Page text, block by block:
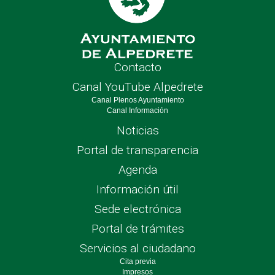
Contacto
Canal YouTube Alpedrete
Canal Plenos Ayuntamiento
Canal Información
Noticias
Portal de transparencia
Agenda
Información útil
Sede electrónica
Portal de trámites
Servicios al ciudadano
Cita previa
Impresos